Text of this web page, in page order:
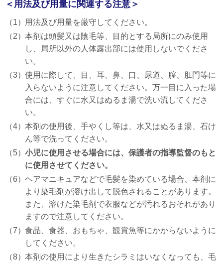
＜用法及び用量に関連する注意＞
（1） 用法及び用量を厳守してください。
（2）本剤は頭髪又は陰毛等、目的とする局所にのみ使用
し、局所以外の人体露出部には使用しないでくださ
い。
（3）使用に際して、目、耳、鼻、口、尿道、膣、肛門等に
入らないように注意してください。万一目に入った場
合には、すぐに水又はぬるま湯で洗い流してくださ
い。
（4）本剤の使用後、手やくし等は、水又はぬるま湯、石け
ん等で洗ってください。
（5）小児に使用させる場合には、保護者の指導監督のもと
に使用させてください。
（6）ヘアマニキュアなどで毛髪を染めている場合、本剤に
より染毛剤が溶け出して脱色されることがあります。
また、溶けた染毛剤で衣服などが汚れるおそれがあり
ますので注意してください。
（7）食品、食器、おもちゃ、観賞魚等にかからないように
してください。
（8）本剤の使用により生きたシラミはいなくなっても、毛